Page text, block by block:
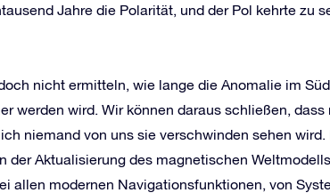
Jahre die Polarität, und der Pol kehrte zu
nicht ermitteln, wie lange die Anomalie im
werden wird. Wir können daraus schließen,
niemand von uns sie verschwinden sehen
der Aktualisierung des magnetischen
allen modernen Navigationsfunktionen, von